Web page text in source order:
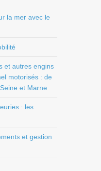
la mer avec le
et autres engins
motorisés : de
et Marne
: les
et gestion